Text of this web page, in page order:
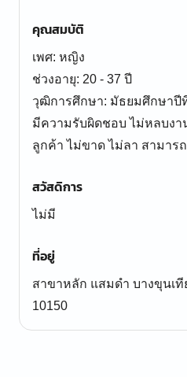
คุณสมบัติ
เพศ: หญิง
ช่วงอายุ: 20 - 37 ปี
วุฒิการศึกษา: มัธยมศึกษาปี
มีความรับผิดชอบ ไม่หลบงาน
ลูกค้า ไม่ขาด ไม่ลา สามา
สวัสดิการ
ไม่มี
ที่อยู่
สาขาหลัก แสมดำ บางขุนเ
10150